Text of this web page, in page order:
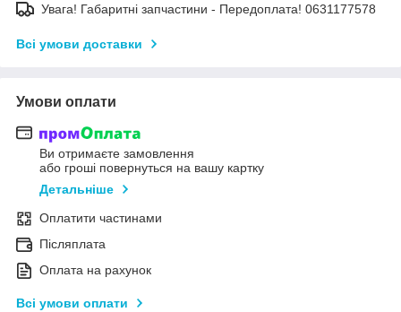
Увага! Габаритні запчастини - Передоплата! 0631177578
Всі умови доставки
Умови оплати
Ви отримаєте замовлення
або гроші повернуться на вашу картку
Детальніше
Оплатити частинами
Післяплата
Оплата на рахунок
Всі умови оплати